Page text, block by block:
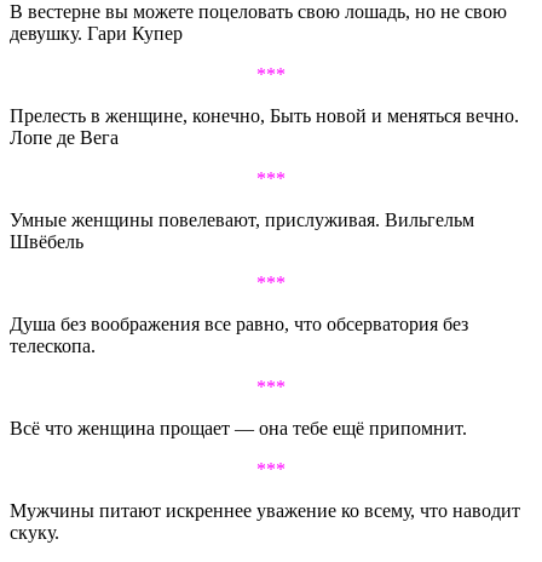
В вестерне вы можете поцеловать свою лошадь, но не свою
девушку. Гари Купер
***
Прелесть в женщине, конечно, Быть новой и меняться вечно.
Лопе де Вега
***
Умные женщины повелевают, прислуживая. Вильгельм
Швёбель
***
Душа без воображения все равно, что обсерватория без
телескопа.
***
Всё что женщина прощает — она тебе ещё припомнит.
***
Мужчины питают искреннее уважение ко всему, что наводит
скуку.